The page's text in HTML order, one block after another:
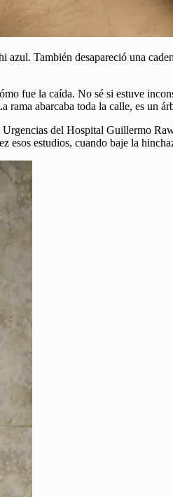
También desapareció una
fue la caída. No sé si estuve
abarcaba toda la calle, es un
del Hospital Guillermo
esos estudios, cuando baje la